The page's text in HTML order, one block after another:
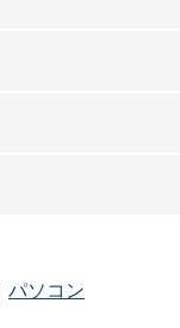
パソコン